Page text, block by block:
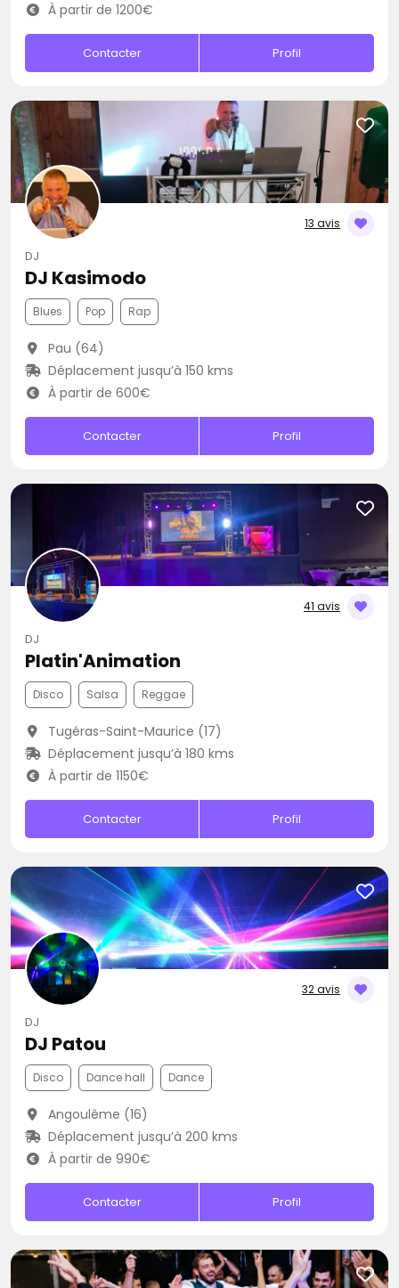
À partir de 1200€
Contacter Profil
13 avis
DJ
DJ Kasimodo
Blues Pop Rap
Pau (64)
Déplacement jusqu’à 150 kms
À partir de 600€
Contacter Profil
41 avis
DJ
Platin'Animation
Disco Salsa Reggae
Tugéras-Saint-Maurice (17)
Déplacement jusqu’à 180 kms
À partir de 1150€
Contacter Profil
32 avis
DJ
DJ Patou
Disco Dance hall Dance
Angoulême (16)
Déplacement jusqu’à 200 kms
À partir de 990€
Contacter Profil